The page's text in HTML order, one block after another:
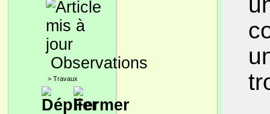
Observations
> Travaux